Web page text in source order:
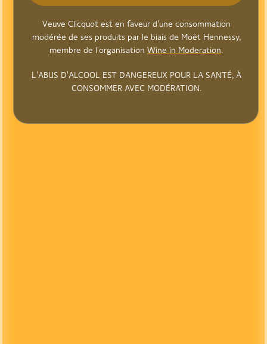
Veuve Clicquot est en faveur d'une consommation
modérée de ses produits par le biais de Moët Hennessy,
membre de l'organisation Wine in Moderation.
L'ABUS D'ALCOOL EST DANGEREUX POUR LA SANTÉ, À
CONSOMMER AVEC MODÉRATION.